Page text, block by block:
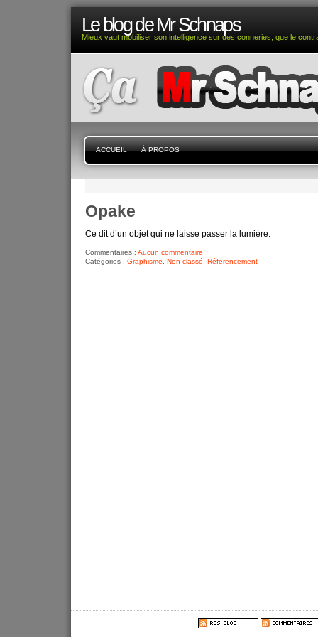
Le blog de Mr Schnaps
Mieux vaut mobiliser son intelligence sur des conneries, que le
ACCUEIL À PROPOS
Opake
Ce dit d’un objet qui ne laisse passer la lumière.
Commentaires : Aucun commentaire
Catégories : Graphisme Non classé Référencement